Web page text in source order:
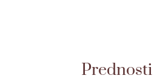
Prednosti